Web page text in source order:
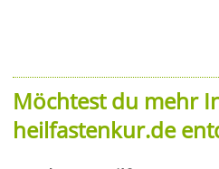
Möchtest du mehr
heilfastenkur.de